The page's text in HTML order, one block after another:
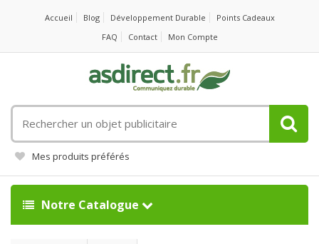
Accueil Blog Développement Durable
Points Cadeaux
FAQ
Contact Mon Compte
un
objet
publicitaire
Mes produits préférés
Notre Catalogue